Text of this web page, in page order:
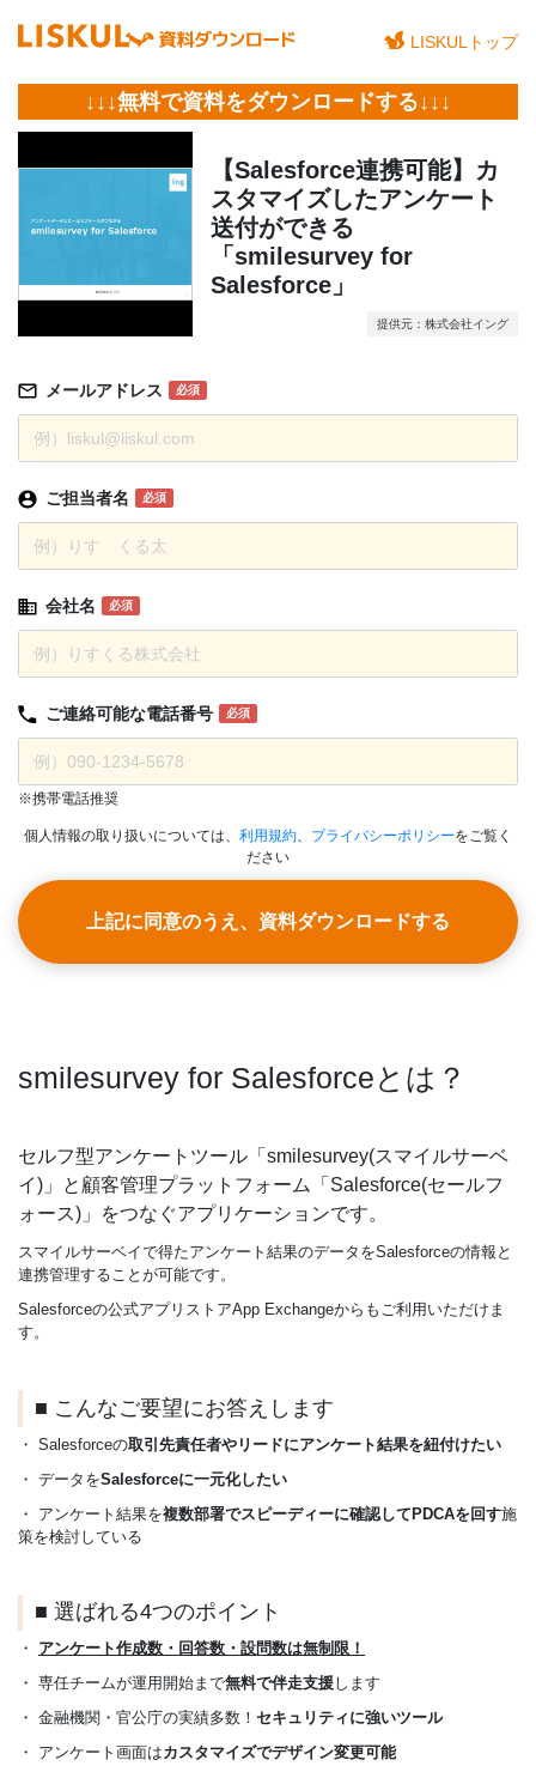
LISKULトップ
↓↓↓無料で資料をダウンロードする↓↓↓
【Salesforce連携可能】カ
スタマイズしたアンケート
送付ができる
「smilesurvey for
Salesforce」
提供元：株式会社イング
メールアドレス 必須
ご担当者名 必須
会社名 必須
ご連絡可能な電話番号 必須
※携帯電話推奨
個人情報の取り扱いについては、 利用規約、 プライバシーポリシーをご覧く
ださい
上記に同意のうえ、資料ダウンロードする
smilesurvey for Salesforceとは？
セルフ型アンケートツール「smilesurvey(スマイルサーベ
イ)」と顧客管理プラットフォーム「Salesforce(セールフ
ォース)」をつなぐアプリケーションです。
スマイルサーベイで得たアンケート結果のデータをSalesforceの情報と
連携管理することが可能です。
Salesforceの公式アプリストアApp Exchangeからもご利用いただけま
す。
■ こんなご要望にお答えします
・ Salesforceの取引先責任者やリードにアンケート結果を紐付けたい
・ データをSalesforceに一元化したい
・ アンケート結果を複数部署でスピーディーに確認してPDCAを回す施
策を検討している
■ 選ばれる4つのポイント
・ アンケート作成数・回答数・設問数は無制限！
・ 専任チームが運用開始まで無料で伴走支援します
・ 金融機関・官公庁の実績多数！ セキュリティに強いツール
・ アンケート画面はカスタマイズでデザイン変更可能